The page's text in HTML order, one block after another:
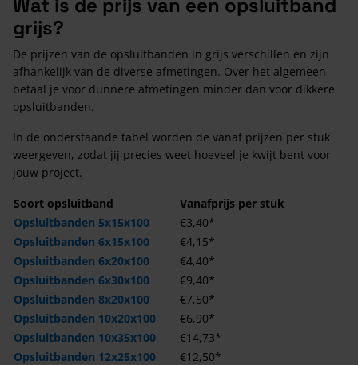
Wat is de prijs van een opsluitband
grijs?
De prijzen van de opsluitbanden in grijs verschillen en zijn
afhankelijk van de diverse afmetingen. Over het algemeen
betaal je voor dunnere afmetingen minder dan voor dikkere
opsluitbanden.
In de onderstaande tabel worden de vanaf prijzen per stuk
weergeven, zodat jij precies weet hoeveel je kwijt bent voor
jouw project.
Soort opsluitband
Vanafprijs per stuk
Opsluitbanden 5x15x100
€3,40*
Opsluitbanden 6x15x100
€4,15*
Opsluitbanden 6x20x100
€4,40*
Opsluitbanden 6x30x100
€9,40*
Opsluitbanden 8x20x100
€7,50*
Opsluitbanden 10x20x100
€6,90*
Opsluitbanden 10x35x100
€14,73*
Opsluitbanden 12x25x100
€12,50*